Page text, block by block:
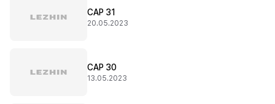
CAP 31
20.05.2023
CAP 30
13.05.2023